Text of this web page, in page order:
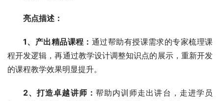
亮点描述：
1、 产出精品课程： 通过帮助有授课需求的专家梳理课
程开发逻辑，再通过教学设计调整知识点的展示，重新开发
的课程教学效果明显提升。
2、打造卓越讲师： 帮助内训师走出讲台，走进学员